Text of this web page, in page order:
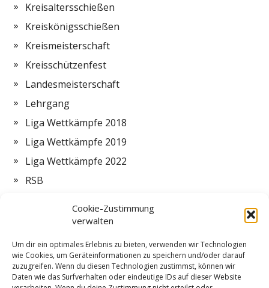
Cookie-Zustimmung
verwalten
Um dir ein optimales Erlebnis zu bieten, verwenden wir Technologien
wie Cookies, um Geräteinformationen zu speichern und/oder darauf
zuzugreifen. Wenn du diesen Technologien zustimmst, können wir
Daten wie das Surfverhalten oder eindeutige IDs auf dieser Website
Kreisaltersschießen
Kreiskönigsschießen
Kreismeisterschaft
Kreisschützenfest
Landesmeisterschaft
Lehrgang
Liga Wettkämpfe 2018
Liga Wettkämpfe 2019
Liga Wettkämpfe 2022
RSB
Zeltlager
ZMI